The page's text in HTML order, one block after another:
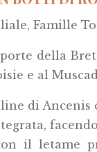
Famille
della
e al
di Ancenis
il letame